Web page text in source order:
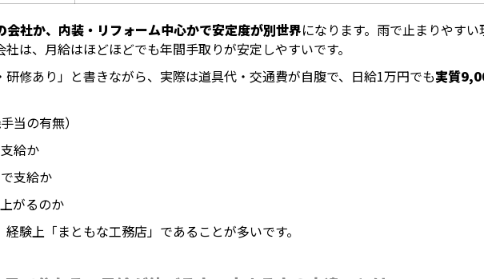
会社か、内装・リフォーム中心かで安定度が別世界になります。雨で止まりやす
は、月給はほどほどでも年間手取りが安定しやすいです。
修あり」と書きながら、実際は道具代・交通費が自腹で、日給1万円でも実質
当の有無）
給か
支給か
がるのか
験上「まともな工務店」であることが多いです。